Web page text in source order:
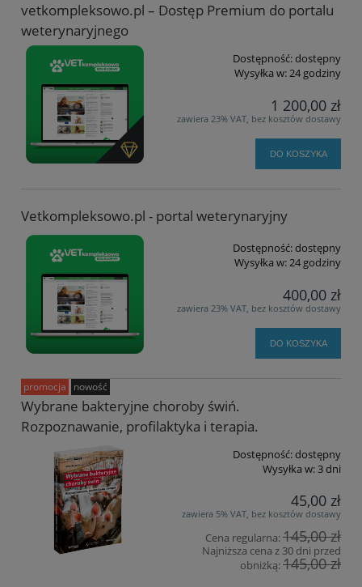
vetkompleksowo.pl – Dostęp Premium do portalu
weterynaryjnego
Dostępność:dostępny
Wysyłka w:24 godziny
1 200,00 zł
zawiera 23% VAT, bez kosztów dostawy
DO KOSZYKA
Vetkompleksowo.pl - portal weterynaryjny
Dostępność:dostępny
Wysyłka w:24 godziny
400,00 zł
zawiera 23% VAT, bez kosztów dostawy
DO KOSZYKA
Wybrane bakteryjne choroby świń.
Rozpoznawanie, profilaktyka i terapia.
Dostępność:dostępny
Wysyłka w:3 dni
45,00 zł
zawiera 5% VAT, bez kosztów dostawy
Cena regularna:145,00 zł
Najniższa cena z 30 dni przed
obniżką:145,00 zł
promocja nowość